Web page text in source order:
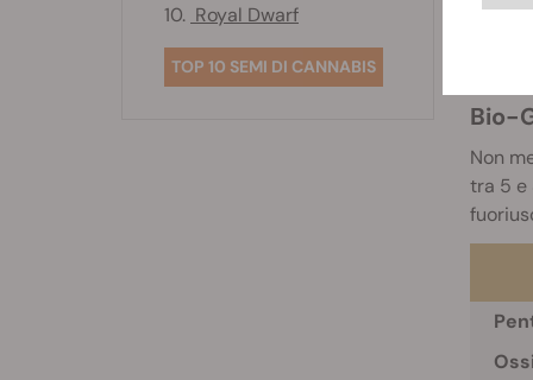
Bio-
Non
tra 5 e
10. Royal Dwarf
TOP 10 SEMI DI CANNABIS